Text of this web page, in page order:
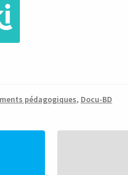
pédagogiques, Docu-BD